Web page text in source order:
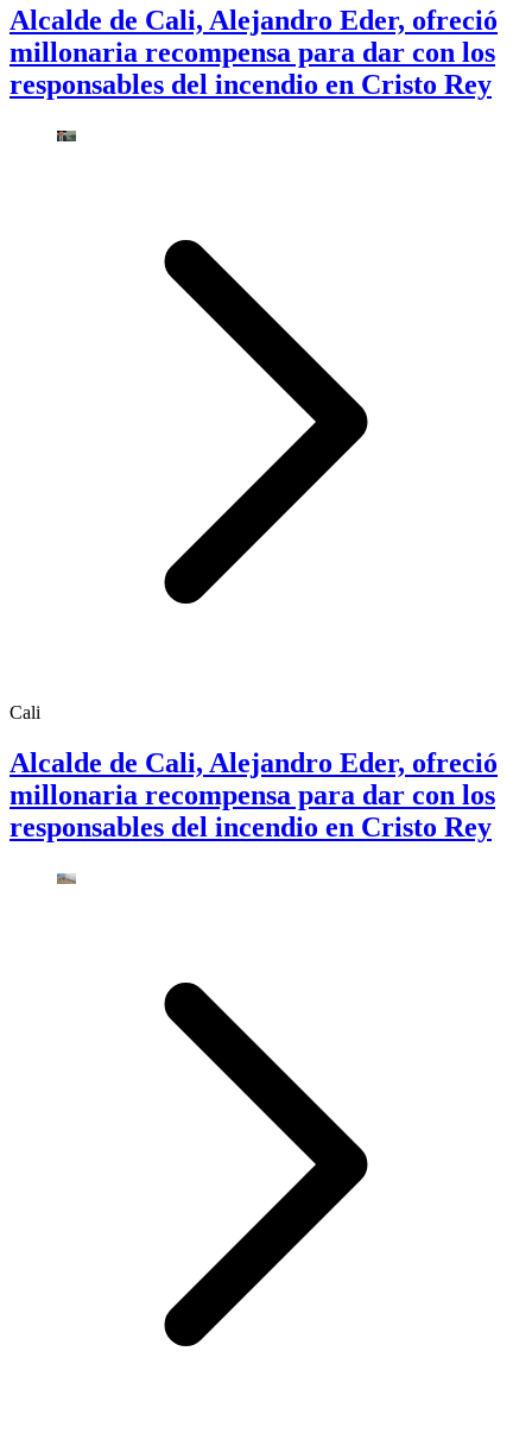
Alcalde de Cali, Alejandro Eder, ofreció
millonaria recompensa para dar con los
responsables del incendio en Cristo Rey
Cali
Alcalde de Cali, Alejandro Eder, ofreció
millonaria recompensa para dar con los
responsables del incendio en Cristo Rey